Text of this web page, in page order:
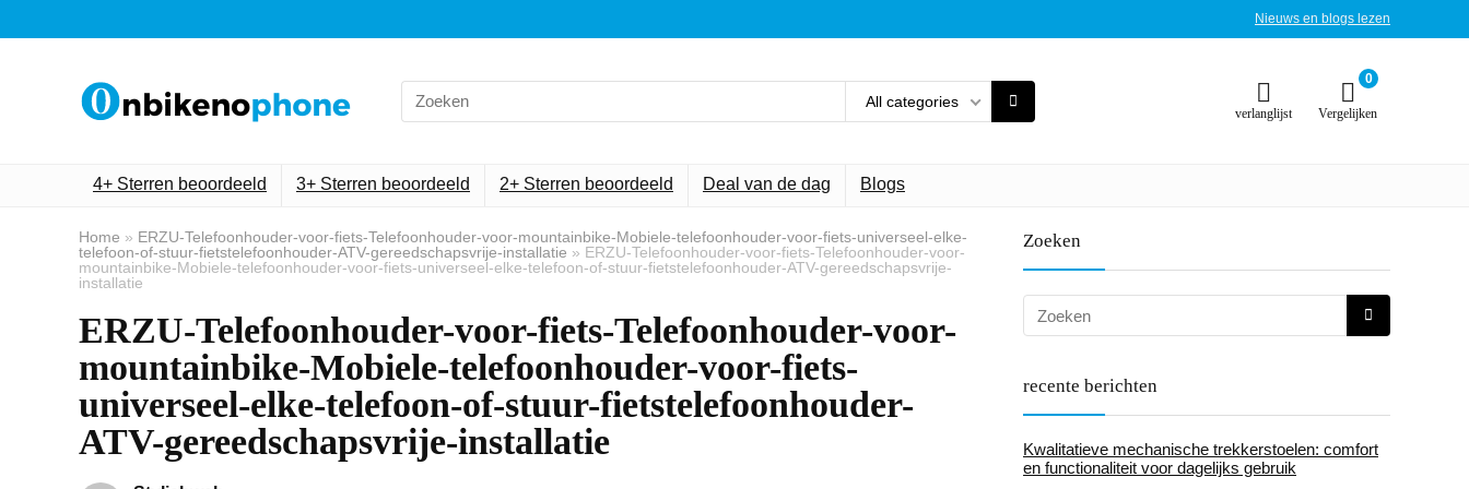
Nieuws en blogs lezen
Search
for:
All categories
verlanglijst
0
Vergelijken
4+ Sterren beoordeeld 3+ Sterren beoordeeld 2+ Sterren beoordeeld Deal van de dag Blogs
Home » ERZU-Telefoonhouder-voor-fiets-Telefoonhouder-voor-mountainbike-Mobiele-telefoonhouder-voor-fiets-universeel-elke-
telefoon-of-stuur-fietstelefoonhouder-ATV-gereedschapsvrije-installatie » ERZU-Telefoonhouder-voor-fiets-Telefoonhouder-voor-
mountainbike-Mobiele-telefoonhouder-voor-fiets-universeel-elke-telefoon-of-stuur-fietstelefoonhouder-ATV-gereedschapsvrije-
installatie
ERZU-Telefoonhouder-voor-fiets-Telefoonhouder-voor-
mountainbike-Mobiele-telefoonhouder-voor-fiets-
universeel-elke-telefoon-of-stuur-fietstelefoonhouder-
ATV-gereedschapsvrije-installatie
Zoeken
recente berichten
Kwalitatieve mechanische trekkerstoelen: comfort
en functionaliteit voor dagelijks gebruik